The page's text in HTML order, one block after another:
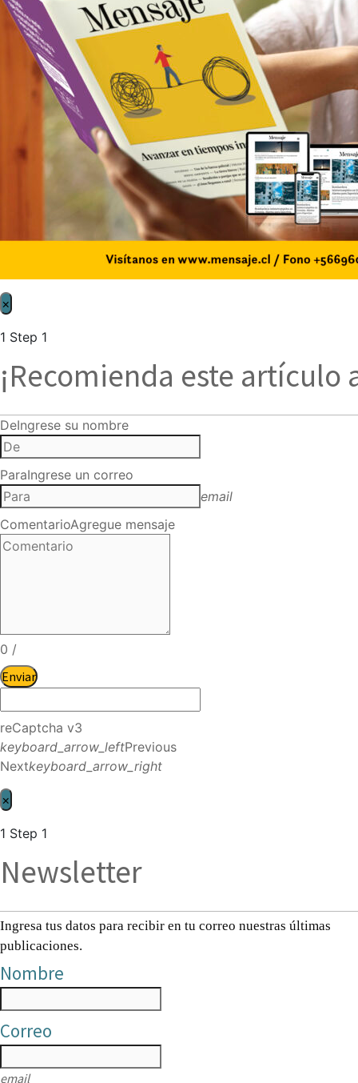
×
1 Step 1
¡Recomienda este artículo
DeIngrese su nombre
ParaIngrese un correo
email
ComentarioAgregue mensaje
0 /
Enviar
reCaptcha v3
keyboard_arrow_leftPrevious
Nextkeyboard_arrow_right
×
1 Step 1
Newsletter
Ingresa tus datos para recibir en tu correo nuestras últimas
publicaciones.
Nombre
Correo
email